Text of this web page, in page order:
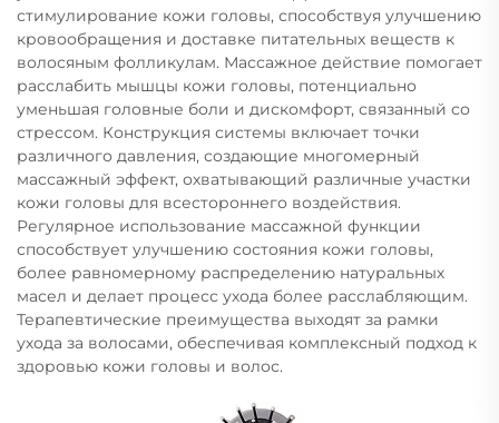
стимулирование кожи головы, способствуя улучшению
кровообращения и доставке питательных веществ к
волосяным фолликулам. Массажное действие помогает
расслабить мышцы кожи головы, потенциально
уменьшая головные боли и дискомфорт, связанный со
стрессом. Конструкция системы включает точки
различного давления, создающие многомерный
массажный эффект, охватывающий различные участки
кожи головы для всестороннего воздействия.
Регулярное использование массажной функции
способствует улучшению состояния кожи головы,
более равномерному распределению натуральных
масел и делает процесс ухода более расслабляющим.
Терапевтические преимущества выходят за рамки
ухода за волосами, обеспечивая комплексный подход к
здоровью кожи головы и волос.